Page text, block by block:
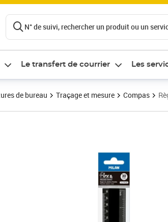
N° de suivi, rechercher un produit ou un
Le transfert de courrier Les
de bureau Traçage et mesure Compas